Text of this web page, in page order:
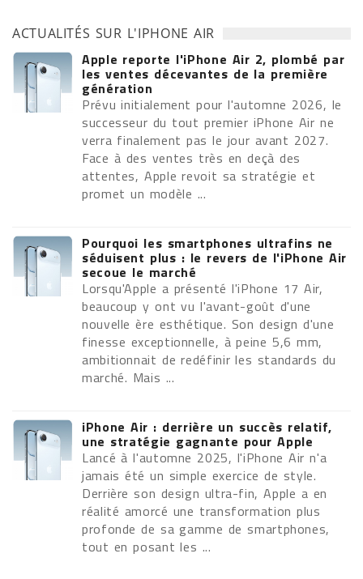
ACTUALITÉS SUR L'IPHONE AIR
Apple reporte l'iPhone Air 2, plombé par
les ventes décevantes de la première
génération
Prévu initialement pour l'automne 2026, le
successeur du tout premier iPhone Air ne
verra finalement pas le jour avant 2027.
Face à des ventes très en deçà des
attentes, Apple revoit sa stratégie et
promet un modèle ...
Pourquoi les smartphones ultrafins ne
séduisent plus : le revers de l'iPhone Air
secoue le marché
Lorsqu'Apple a présenté l'iPhone 17 Air,
beaucoup y ont vu l'avant-goût d'une
nouvelle ère esthétique. Son design d'une
finesse exceptionnelle, à peine 5,6 mm,
ambitionnait de redéfinir les standards du
marché. Mais ...
iPhone Air : derrière un succès relatif,
une stratégie gagnante pour Apple
Lancé à l'automne 2025, l'iPhone Air n'a
jamais été un simple exercice de style.
Derrière son design ultra-fin, Apple a en
réalité amorcé une transformation plus
profonde de sa gamme de smartphones,
tout en posant les ...